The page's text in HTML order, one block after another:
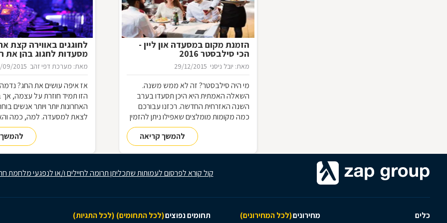
הזמנת מקום במסעדה און ליין -
הכי סילבסטר 2016
מאת: יובל ניסני 29/12/2015
מי היה סילבסטר? זה לא ממש משנה.
השאלה האמתית היא היכן תסעדו בערב
השנה האזרחית החדשה. רכזנו עבורכם
כמה מקומות מומלצים שאפילו ניתן להזמין
אליהם מקום און ליין
להמשך קריאה
לחוגגים באווירה קצת
מסעדות לחגוג בהן את
מאת: מערכת דפי זהב 09/2015
אז איפה עושים את החג?
הזו תמיד חוזרת על עצמה, אך
האחרונות יותר ויותר אנשים
לצאת למסעדה. למה, כמה
קול קורא לפרסום לעמותות שתכליתן תרומה לחיילים ו/או לנפגעי מלחמת
כלים מחירונים(לכל המחירונים) תחומים נפוצים(לכל התחומים) (לכל התגיות)